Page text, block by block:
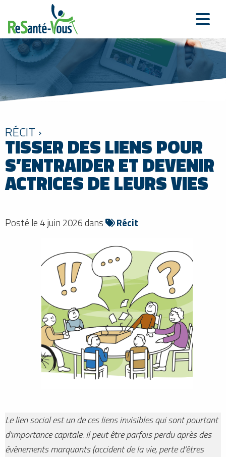
RÉCIT ›
TISSER DES LIENS POUR
S’ENTRAIDER ET DEVENIR
ACTRICES DE LEURS VIES
Posté le 4 juin 2026 dans Récit
Le lien social est un de ces liens invisibles qui sont pourtant
d’importance capitale. Il peut être parfois perdu après des
évènements marquants (accident de la vie, perte d’êtres